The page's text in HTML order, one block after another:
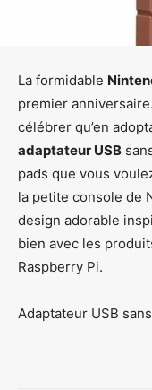
La formidable
premier
célébrer qu’en
adaptateur USB
pads que vous
la petite console de
design adorable
bien avec les
Raspberry Pi.
Adaptateur USB